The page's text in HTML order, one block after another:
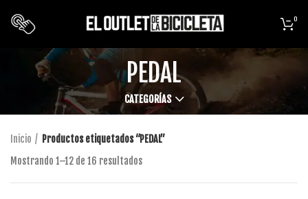
0
PEDAL
CATEGORÍAS
Inicio
Productos etiquetados “PEDAL”
Mostrando 1–12 de 16 resultados